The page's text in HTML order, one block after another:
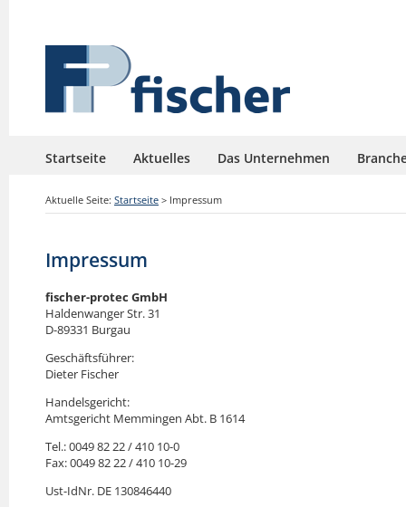
Startseite Aktuelles Das Unternehmen
Aktuelle Seite: Startseite > Impressum
Impressum
fischer-protec GmbH
Haldenwanger Str. 31
D-89331 Burgau
Geschäftsführer:
Dieter Fischer
Handelsgericht:
Amtsgericht Memmingen Abt. B 1614
Tel.: 0049 82 22 / 410 10-0
Fax: 0049 82 22 / 410 10-29
Ust-IdNr. DE 130846440